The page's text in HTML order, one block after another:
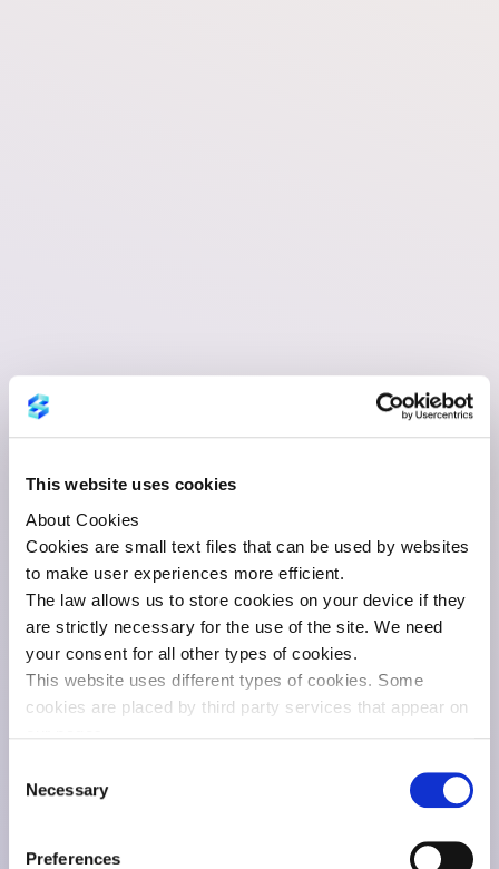
This website uses cookies
About Cookies
Cookies are small text files that can be used by websites
to make user experiences more efficient.
The law allows us to store cookies on your device if they
are strictly necessary for the use of the site. We need
your consent for all other types of cookies.
This website uses different types of cookies. Some
cookies are placed by third party services that appear on
thecookie statement
You can find more information about who we are, how to
Selection
Necessary
Preferences